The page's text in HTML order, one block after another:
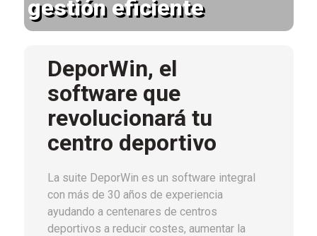
gestión eficiente
DeporWin, el
software que
revolucionará tu
centro deportivo
La suite DeporWin es un software integral
con más de 30 años de experiencia
ayudando a centenares de centros
deportivos a reducir costes, aumentar la